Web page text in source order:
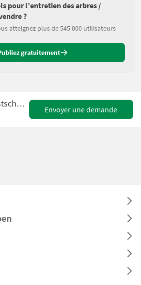
pour l’entretien des arbres /
?
atteignez plus de 545 000 utilisateurs
gratuitement
Greentec HS172 Astschere /Heckenschere für Ausleger
Envoyer une demande